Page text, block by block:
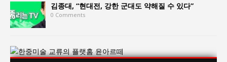
김종대, “현대전, 강한 군대도 약해질 수 있다”
0 Comments